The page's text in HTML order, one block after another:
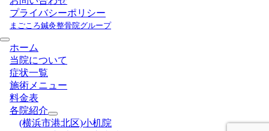
プライバシーポリシー
まごころ鍼灸整骨院グループ
ホーム
当院について
症状一覧
施術メニュー
料金表
各院紹介
(横浜市港北区)小机院